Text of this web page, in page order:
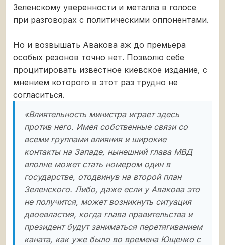
Зеленскому уверенности и металла в голосе
при разговорах с политическими оппонентами.
Но и возвышать Авакова аж до премьера
особых резонов точно нет. Позволю себе
процитировать известное киевское издание, с
мнением которого в этот раз трудно не
согласиться.
«Влиятельность министра играет здесь
против него. Имея собственные связи со
всеми группами влияния и широкие
контакты на Западе, нынешний глава МВД
вполне может стать номером один в
государстве, отодвинув на второй план
Зеленского. Либо, даже если у Авакова это
не получится, может возникнуть ситуация
двоевластия, когда глава правительства и
президент будут заниматься перетягиванием
каната, как уже было во времена Ющенко с